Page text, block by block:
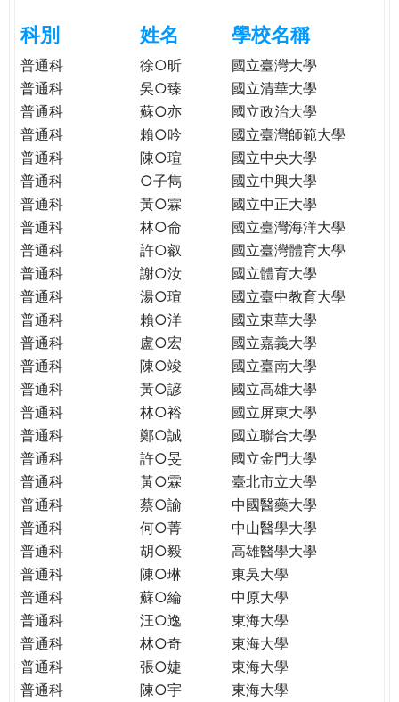
格。
民。
WAGOR
TODAY
THE
WORLD
TOMORROW
PUTTING
YOU
THE
PATH
GLOBAL
CITIZENSHIP
e
r
e
科別 姓名 學校名稱
普通科 徐○昕
國立臺灣大學
普通科
吳○臻
國立清華大學
普通科
蘇○亦
國立政治大學
普通科
賴○吟
國立臺灣師範大學
普通科
陳○瑄
國立中央大學
普通科
○子雋
國立中興大學
普通科
黃○霖
國立中正大學
普通科
林○侖
國立臺灣海洋大學
普通科
許○叡
國立臺灣體育大學
普通科
謝○汝
國立體育大學
普通科
湯○瑄
國立臺中教育大學
普通科
賴○洋
國立東華大學
普通科
盧○宏
國立嘉義大學
普通科
陳○竣
國立臺南大學
普通科
黃○諺
國立高雄大學
普通科
林○裕
國立屏東大學
普通科
鄭○誠
國立聯合大學
普通科
許○旻
國立金門大學
普通科
黃○霖
臺北市立大學
普通科
蔡○諭
中國醫藥大學
普通科
何○菁
中山醫學大學
普通科
胡○毅
高雄醫學大學
普通科
陳○琳
東吳大學
普通科
蘇○綸
中原大學
普通科
汪○逸
東海大學
普通科
林○奇
東海大學
普通科
張○婕
東海大學
普通科
陳○宇
東海大學